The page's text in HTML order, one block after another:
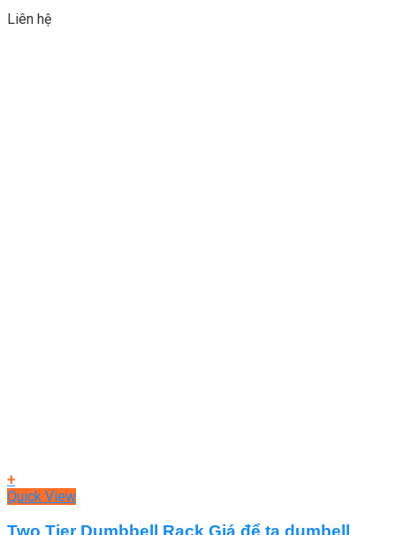
Liên hệ
+
Quick View
Two Tier Dumbbell Rack Giá để tạ dumbell